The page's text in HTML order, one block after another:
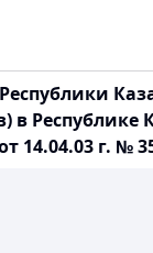
в
14.04.03 г. №